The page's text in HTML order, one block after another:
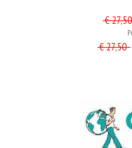
€
€ 27,50